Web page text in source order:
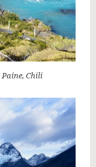
Paine, Chili